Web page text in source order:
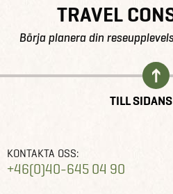
TRAVEL
Börja planera din
TILL
KONTAKTA OSS:
+46(0)40-645 04 90